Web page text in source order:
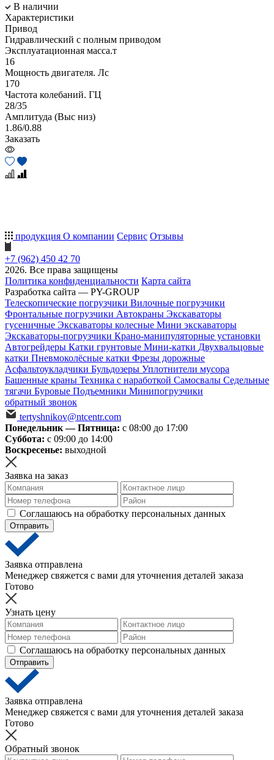
В наличии
Характеристики
Привод
Гидравлический с полным приводом
Эксплуатационная масса.т
16
Мощность двигателя. Лс
170
Частота колебаний. ГЦ
28/35
Амплитуда (Выс низ)
1.86/0.88
Заказать
продукция О компании Сервис Отзывы
+7 (962) 450 42 70
2026. Все права защищены
Политика конфиденциальности Карта сайта
Разработка сайта — PY-GROUP
Телескопические погрузчики Вилочные погрузчики
Фронтальные погрузчики Автокраны Экскаваторы
гусеничные Экскаваторы колесные Мини экскаваторы
Экскаваторы-погрузчики Крано-манипуляторные установки
Автогрейдеры Катки грунтовые Мини-катки Двухвальцовые
катки Пневмоколёсные катки Фрезы дорожные
Асфальтоукладчики Бульдозеры Уплотнители мусора
Башенные краны Техника с наработкой Самосвалы Седельные
тягачи Буровые Подъемники Минипогрузчики
обратный звонок
tertyshnikov@ntcentr.com
Понедельник — Пятница: с 08:00 до 17:00
Суббота: с 09:00 до 14:00
Воскресенье: выходной
Заявка на заказ
Соглашаюсь на обработку персональных данных
Отправить
Заявка отправлена
Менеджер свяжется с вами для уточнения деталей заказа
Готово
Узнать цену
Соглашаюсь на обработку персональных данных
Отправить
Заявка отправлена
Менеджер свяжется с вами для уточнения деталей заказа
Готово
Обратный звонок